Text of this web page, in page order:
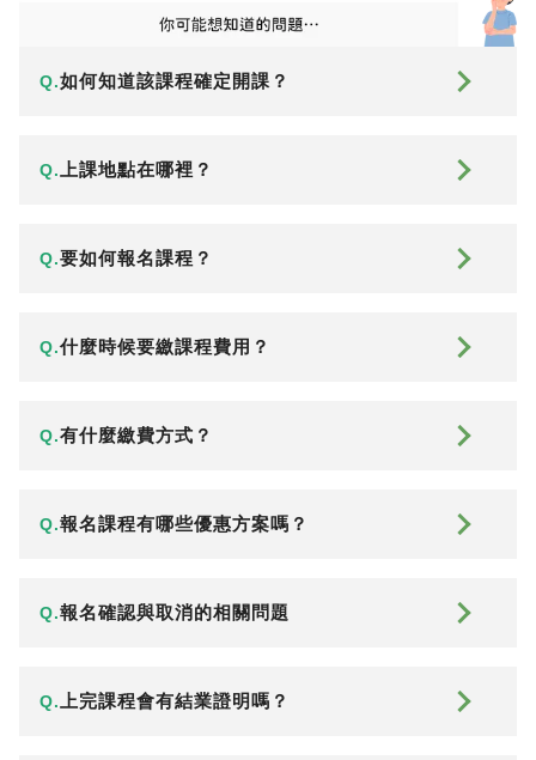
Q.如何知道該課程確定開課？
Q. 上課地點在哪裡？
Q.要如何報名課程？
Q.什麼時候要繳課程費用？
Q.有什麼繳費方式？
Q.報名課程有哪些優惠方案嗎？
Q.報名確認與取消的相關問題
Q. 上完課程會有結業證明嗎？